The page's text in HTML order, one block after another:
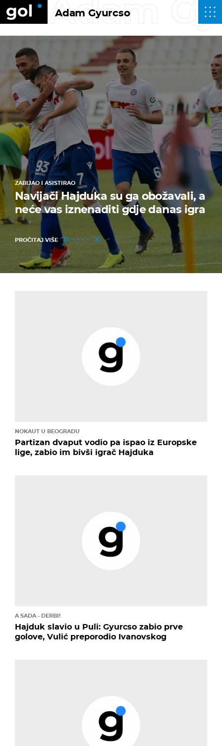
Adam Gyurcso
Adam
ZABIJAO I ASISTIRAO
Navijači Hajduka su ga obožavali, a
neće vas iznenaditi gdje danas igra
PROČITAJ VIŠE
NOKAUT U BEOGRADU
Partizan dvaput vodio pa ispao iz Europske
lige, zabio im bivši igrač Hajduka
A SADA - DERBI!
Hajduk slavio u Puli: Gyurcso zabio prve
golove, Vulić preporodio Ivanovskog